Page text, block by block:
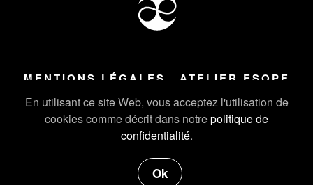
En utilisant ce site Web, vous acceptez l'utilisation de
cookies comme décrit dans notrepolitique de
confidentialité.
Ok
MENTIONS LÉGALES ATELIER ESOPE